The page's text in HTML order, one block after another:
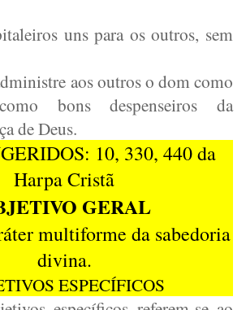
uns para os outros, sem
aos outros o dom como
bons despenseiros da
de Deus.
10, 330, 440 da
Harpa Cristã
GERAL
multiforme da sabedoria
divina.
ESPECÍFICOS